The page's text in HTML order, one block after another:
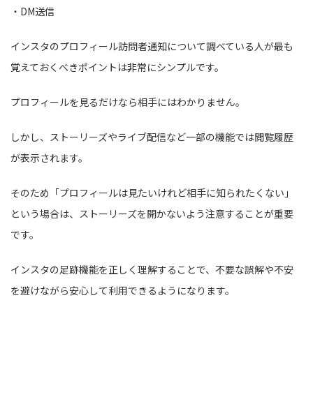
・DM送信
インスタのプロフィール訪問者通知について調べている人が最も
覚えておくべきポイントは非常にシンプルです。
プロフィールを見るだけなら相手にはわかりません。
しかし、ストーリーズやライブ配信など一部の機能では閲覧履歴
が表示されます。
そのため「プロフィールは見たいけれど相手に知られたくない」
という場合は、ストーリーズを開かないよう注意することが重要
です。
インスタの足跡機能を正しく理解することで、不要な誤解や不安
を避けながら安心して利用できるようになります。